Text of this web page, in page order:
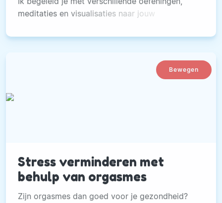
meditaties en visualisaties naar jouw
Bewegen
Stress verminderen met
behulp van orgasmes
Zijn orgasmes dan goed voor je gezondheid?